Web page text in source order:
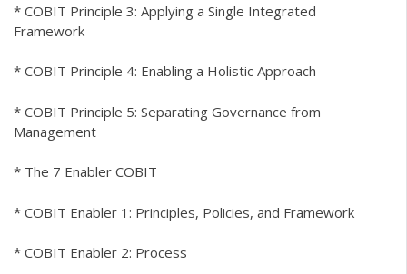
* COBIT Principle 3: Applying a Single Integrated
Framework
* COBIT Principle 4: Enabling a Holistic Approach
* COBIT Principle 5: Separating Governance from
Management
* The 7 Enabler COBIT
* COBIT Enabler 1: Principles, Policies, and Framework
* COBIT Enabler 2: Process